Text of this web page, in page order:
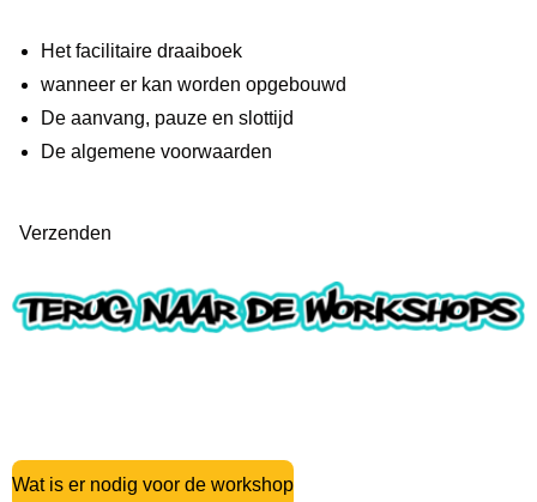
Het facilitaire draaiboek
wanneer er kan worden opgebouwd
De aanvang, pauze en slottijd
De algemene voorwaarden
Verzenden
Wat is er nodig voor de workshop